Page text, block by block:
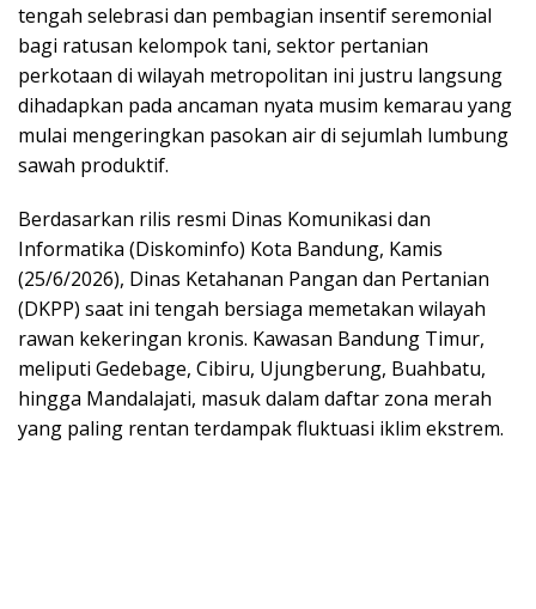
tengah selebrasi dan pembagian insentif seremonial
bagi ratusan kelompok tani, sektor pertanian
perkotaan di wilayah metropolitan ini justru langsung
dihadapkan pada ancaman nyata musim kemarau yang
mulai mengeringkan pasokan air di sejumlah lumbung
sawah produktif.
​Berdasarkan rilis resmi Dinas Komunikasi dan
Informatika (Diskominfo) Kota Bandung, Kamis
(25/6/2026), Dinas Ketahanan Pangan dan Pertanian
(DKPP) saat ini tengah bersiaga memetakan wilayah
rawan kekeringan kronis. Kawasan Bandung Timur,
meliputi Gedebage, Cibiru, Ujungberung, Buahbatu,
hingga Mandalajati, masuk dalam daftar zona merah
yang paling rentan terdampak fluktuasi iklim ekstrem.